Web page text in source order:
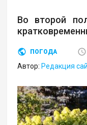
Во второй
ПОГОДА
Автор: Редакция